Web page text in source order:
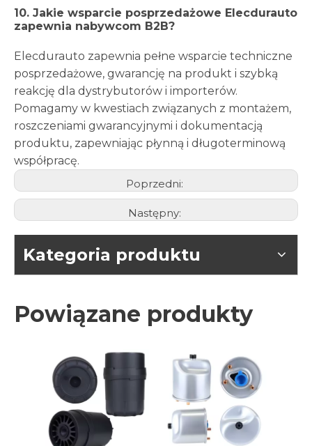
10. Jakie wsparcie posprzedażowe Elecdurauto
zapewnia nabywcom B2B?
Elecdurauto zapewnia pełne wsparcie techniczne
posprzedażowe, gwarancję na produkt i szybką
reakcję dla dystrybutorów i importerów.
Pomagamy w kwestiach związanych z montażem,
roszczeniami gwarancyjnymi i dokumentacją
produktu, zapewniając płynną i długoterminową
współpracę.
Poprzedni:
Następny:
Kategoria produktu
Powiązane produkty